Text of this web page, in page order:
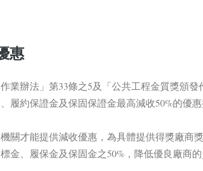
惠
辦法」第33條之5及「公共工程金質獎頒發
約保證金及保固保證金最高減收50%的優惠
關才能提供減收優惠，為具體提供得獎廠商
、履保金及保固金之50%，降低優良廠商的